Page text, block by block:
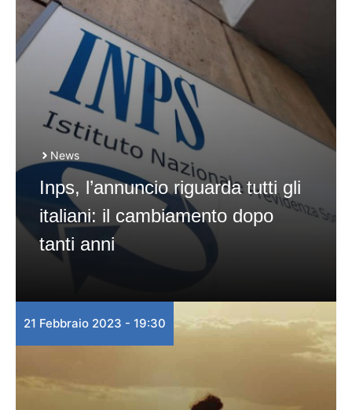
News
Inps, l’annuncio riguarda tutti gli
italiani: il cambiamento dopo
tanti anni
21 Febbraio 2023 - 19:30